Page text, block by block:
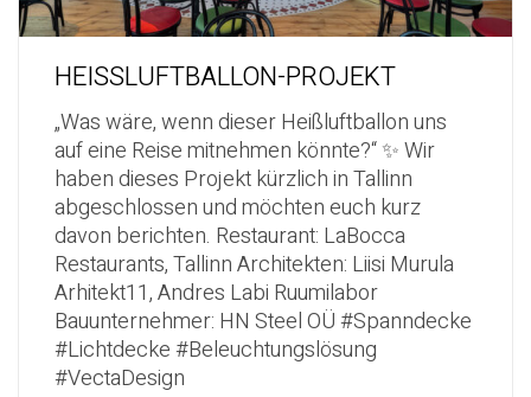
HEISSLUFTBALLON-PROJEKT
„Was wäre, wenn dieser Heißluftballon uns
auf eine Reise mitnehmen könnte?“ ✨ Wir
haben dieses Projekt kürzlich in Tallinn
abgeschlossen und möchten euch kurz
davon berichten. Restaurant: LaBocca
Restaurants, Tallinn Architekten: Liisi Murula
Arhitekt11, Andres Labi Ruumilabor
Bauunternehmer: HN Steel OÜ #Spanndecke
#Lichtdecke #Beleuchtungslösung
#VectaDesign